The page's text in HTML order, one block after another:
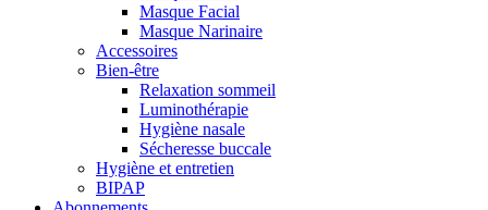
Masque Facial
Masque Narinaire
Accessoires
Bien-être
Relaxation sommeil
Luminothérapie
Hygiène nasale
Sécheresse buccale
Hygiène et entretien
BIPAP